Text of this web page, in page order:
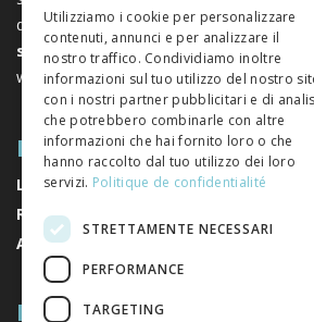
dell’
Associazione svizzera degli
sociali. È un’associazione senza scopo di
www.editeurssuisses.ch
MAPPA DEL SITO
LIBRI
RIVISTE
AUTORI
RIGUARDO A NOI
Utilizziamo i cookie per personalizzare
contenuti, annunci e per analizzare il
nostro traffico. Condividiamo inoltre
informazioni sul tuo utilizzo del nostro
con i nostri partner pubblicitari e di
che potrebbero combinarle con altre
informazioni che hai fornito loro o che
hanno raccolto dal tuo utilizzo dei loro
servizi. Politique de confidentialité
STRETTAMENTE NECESSARI
PERFORMANCE
TARGETING